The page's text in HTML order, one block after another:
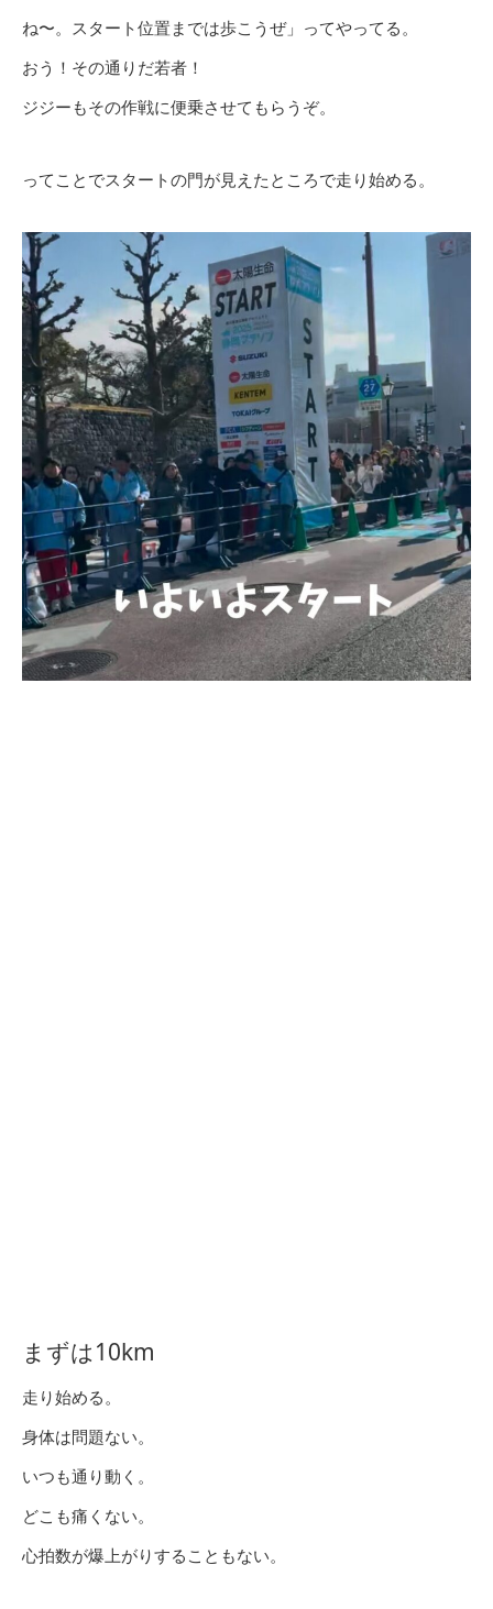
ね〜。スタート位置までは歩こうぜ」ってやってる。
おう！その通りだ若者！
ジジーもその作戦に便乗させてもらうぞ。
ってことでスタートの門が見えたところで走り始める。
まずは10km
走り始める。
身体は問題ない。
いつも通り動く。
どこも痛くない。
心拍数が爆上がりすることもない。